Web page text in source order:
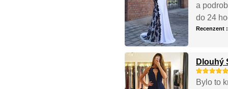
a
do 24
Recenzent
Dlouhý
Bylo to